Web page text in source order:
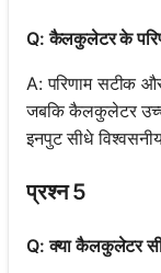
Q: कैलकुलेटर के
A: परिणाम सटीक
जबकि कैलकुलेटर
इनपुट सीधे
प्रश्न 5
Q: क्या कैलकुलेटर